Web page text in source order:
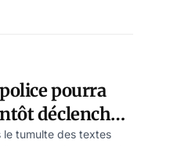
pourra
déclencher
de votre
le tumulte des textes